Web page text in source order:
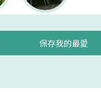
保存我的最愛